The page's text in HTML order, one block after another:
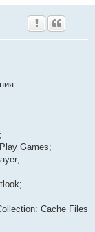
Games;
Cache Files